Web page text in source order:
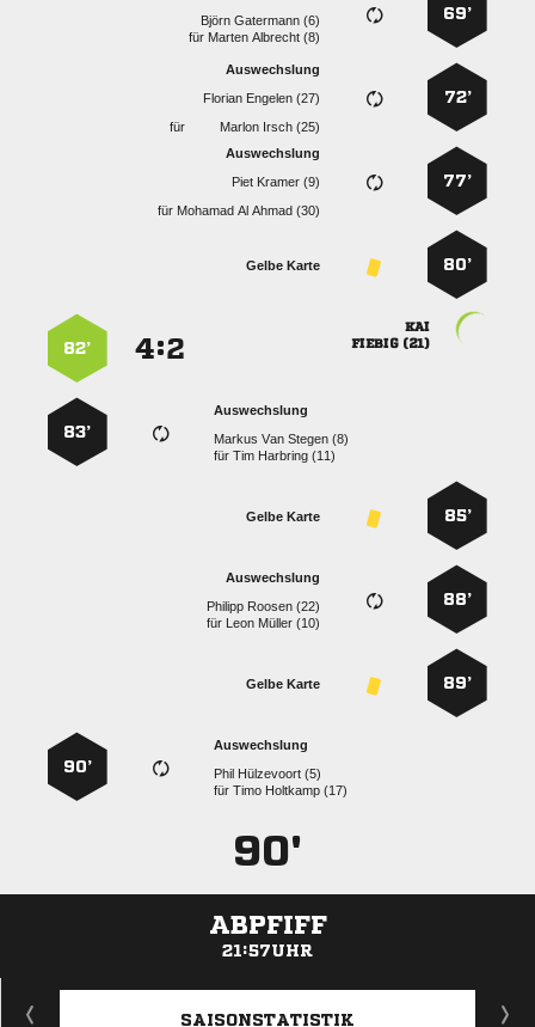
69’
  
für   
72’
Auswechslung
  
für
  
77’
Auswechslung
  
für    
80’
Gelbe Karte

 
:
82’
Auswechslung
   
für  
83’
85’
Gelbe Karte
88’
Auswechslung
  
für   
89’
Gelbe Karte
Auswechslung
  
für  
90’
90'
ABPFIFF
21:57UHR
ANZEIGE
SAISONSTATISTIK